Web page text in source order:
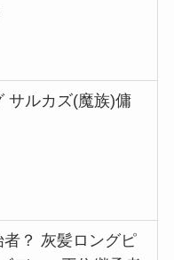
サルカズ(魔族)傭
者？ 灰髪ロングピ